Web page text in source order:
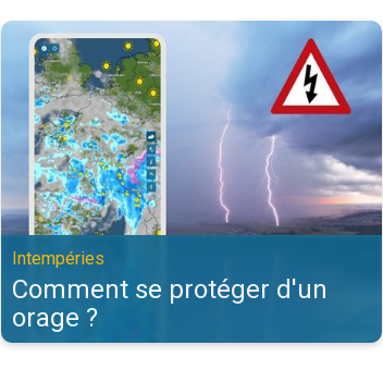
Comment se protéger d'un orage ?. Intempéries. . .
Intempéries
Comment se protéger d'un
orage ?